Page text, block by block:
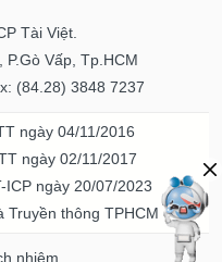
Tài Việt.
Vấp, Tp.HCM
(84.28) 3848 7237
ngày 04/11/2016
ngày 02/11/2017
ngày 20/07/2023
thông TPHCM
nhiệm